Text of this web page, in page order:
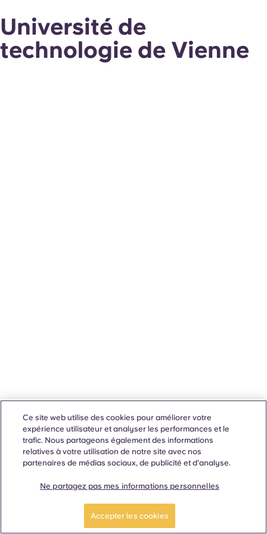
Université de
technologie de Vienne
Ce site web utilise des cookies pour améliorer votre
expérience utilisateur et analyser les performances et le
trafic. Nous partageons également des informations
relatives à votre utilisation de notre site avec nos
partenaires de médias sociaux, de publicité et d'analyse.
Ne partagez pas mes informations personnelles
Accepter les cookies